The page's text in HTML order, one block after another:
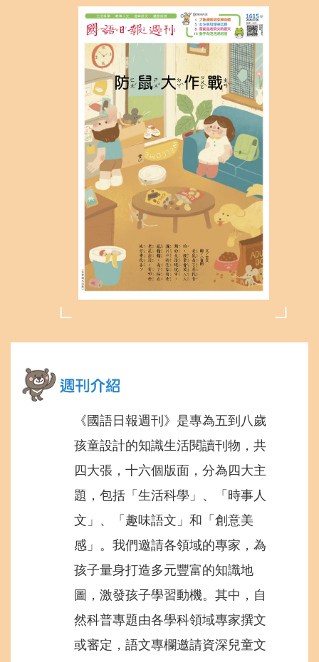
《國語日報週刊》是專為五到八歲
孩童設計的知識生活閱讀刊物，共
四大張，十六個版面，分為四大主
題，包括「生活科學」、「時事人
文」、「趣味語文」和「創意美
感」。我們邀請各領域的專家，為
孩子量身打造多元豐富的知識地
圖，激發孩子學習動機。其中，自
然科普專題由各學科領域專家撰文
或審定，語文專欄邀請資深兒童文